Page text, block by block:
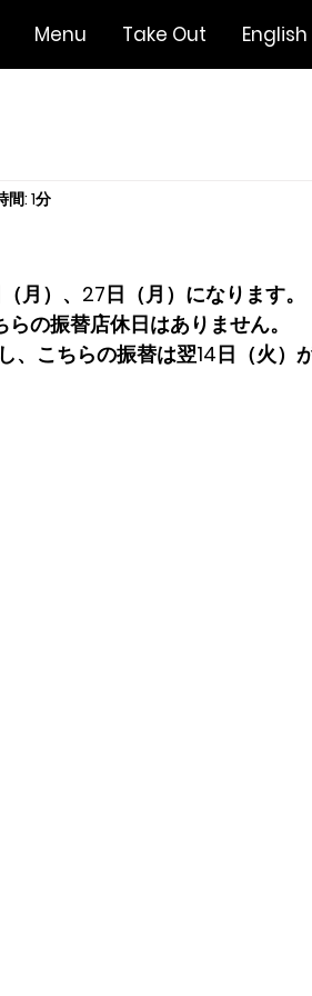
Menu Take Out
間: 1分
月）、27日（月）になります。
の振替店休日はありません。
、こちらの振替は翌14日（火）